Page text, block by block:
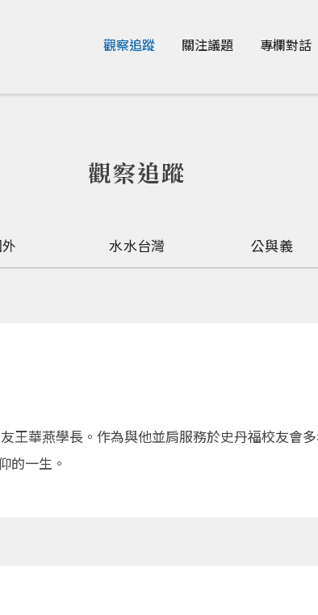
觀察追蹤 關注議題 專欄對話
觀察追蹤
水水台灣 公與義
王華燕學長。作為與他並肩服務於史丹福校友會
的一生。